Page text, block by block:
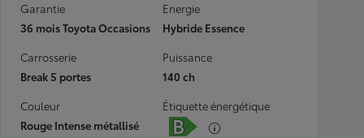
Garantie
36 mois Toyota Occasions
Energie
Hybride Essence
Carrosserie
Break 5 portes
Puissance
140 ch
Couleur
Rouge Intense métallisé
Étiquette énergétique